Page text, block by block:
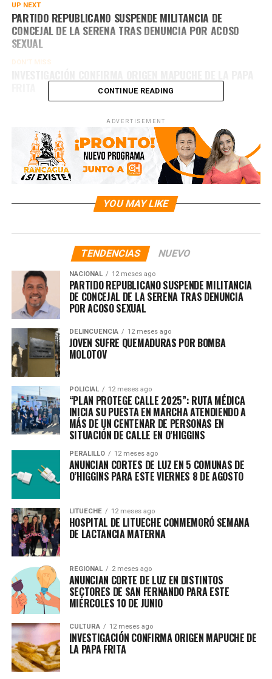
UP NEXT
PARTIDO REPUBLICANO SUSPENDE MILITANCIA DE
CONCEJAL DE LA SERENA TRAS DENUNCIA POR ACOSO
SEXUAL
DON'T MISS
CONTINUE READING
ADVERTISEMENT
YOU MAY LIKE
TENDENCIAS NUEVO
NACIONAL 12 meses ago
PARTIDO REPUBLICANO SUSPENDE MILITANCIA
DE CONCEJAL DE LA SERENA TRAS DENUNCIA
POR ACOSO SEXUAL
DELINCUENCIA 12 meses ago
JOVEN SUFRE QUEMADURAS POR BOMBA
MOLOTOV
POLICIAL 12 meses ago
“PLAN PROTEGE CALLE 2025”: RUTA MÉDICA
INICIA SU PUESTA EN MARCHA ATENDIENDO A
MÁS DE UN CENTENAR DE PERSONAS EN
SITUACIÓN DE CALLE EN O’HIGGINS
PERALILLO 12 meses ago
ANUNCIAN CORTES DE LUZ EN 5 COMUNAS DE
O’HIGGINS PARA ESTE VIERNES 8 DE AGOSTO
LITUECHE 12 meses ago
HOSPITAL DE LITUECHE CONMEMORÓ SEMANA
DE LACTANCIA MATERNA
REGIONAL 2 meses ago
ANUNCIAN CORTE DE LUZ EN DISTINTOS
SECTORES DE SAN FERNANDO PARA ESTE
MIÉRCOLES 10 DE JUNIO
CULTURA 12 meses ago
INVESTIGACIÓN CONFIRMA ORIGEN MAPUCHE DE
LA PAPA FRITA